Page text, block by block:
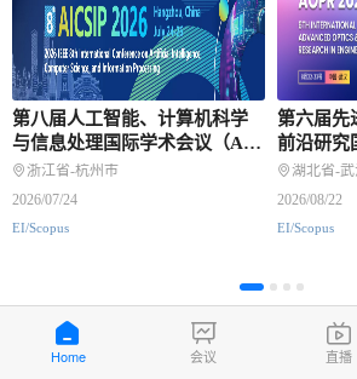
第八届人工智能、计算机科学
与信息处理国际学术会议（AIC
SIP2026) (AICSIP)
浙江省-杭州市
2026/07/24
EI/Scopus
第六届先
前沿研究
6)湖北省-
2026/08/22
EI/Scopus
近期会议
Home 会议 直播